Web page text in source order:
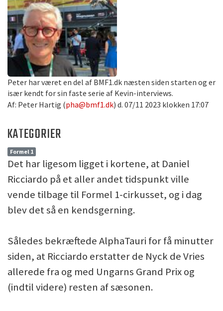
Peter har været en del af BMF1.dk næsten siden starten og er
især kendt for sin faste serie af Kevin-interviews.
Af: Peter Hartig (pha@bmf1.dk) d. 07/11 2023 klokken 17:07
KATEGORIER
Formel 1
Det har ligesom ligget i kortene, at Daniel
Ricciardo på et aller andet tidspunkt ville
vende tilbage til Formel 1-cirkusset, og i dag
blev det så en kendsgerning.
Således bekræftede AlphaTauri for få minutter
siden, at Ricciardo erstatter de Nyck de Vries
allerede fra og med Ungarns Grand Prix og
(indtil videre) resten af sæsonen.